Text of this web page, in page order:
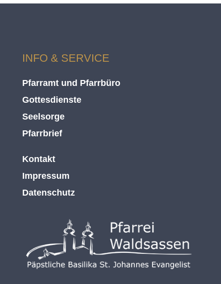
INFO & SERVICE
Pfarramt und Pfarrbüro
Gottesdienste
Seelsorge
Pfarrbrief
Kontakt
Impressum
Datenschutz